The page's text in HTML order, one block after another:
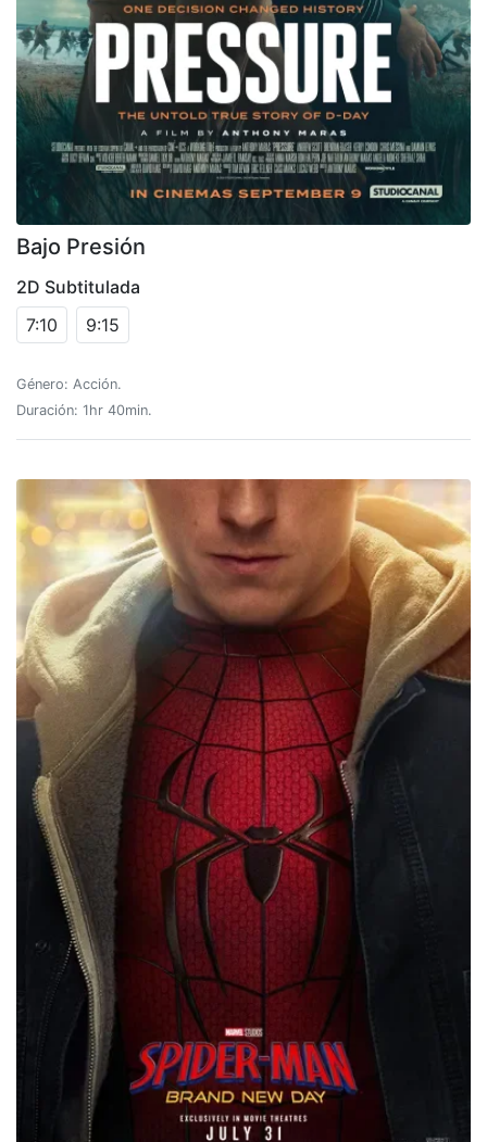
Bajo Presión
2D Subtitulada
7:10
9:15
Género: Acción.
Duración: 1hr 40min.